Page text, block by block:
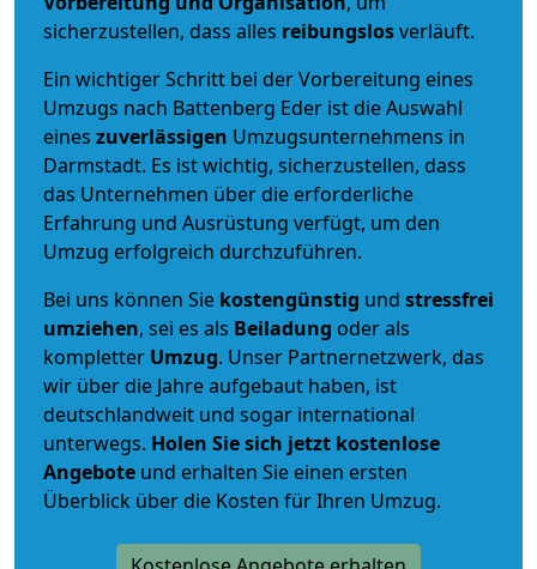
sicherzustellen, dass alles reibungslosverläuft.
Ein wichtiger Schritt bei der Vorbereitung eines
Umzugs nach Battenberg Eder ist die Auswahl
eines zuverlässigen Umzugsunternehmens in
Darmstadt. Es ist wichtig, sicherzustellen, dass
das Unternehmen über die erforderliche
Erfahrung und Ausrüstung verfügt, um den
Umzug erfolgreich durchzuführen.
Bei uns können Sie kostengünstig und stressfrei
umziehen, sei es als Beiladung oder als
kompletter Umzug. Unser Partnernetzwerk, das
wir über die Jahre aufgebaut haben, ist
deutschlandweit und sogar international
unterwegs. Holen Sie sich jetzt kostenlose
Angebote und erhalten Sie einen ersten
Überblick über die Kosten für Ihren Umzug.